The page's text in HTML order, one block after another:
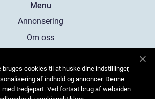
Menu
Annonsering
Om oss
Kontakta oss
Sitemap
bruges cookies til at huske dine indstillinger,
af indhold og annoncer. Denne
tredjepart. Ved fortsat brug af websiden